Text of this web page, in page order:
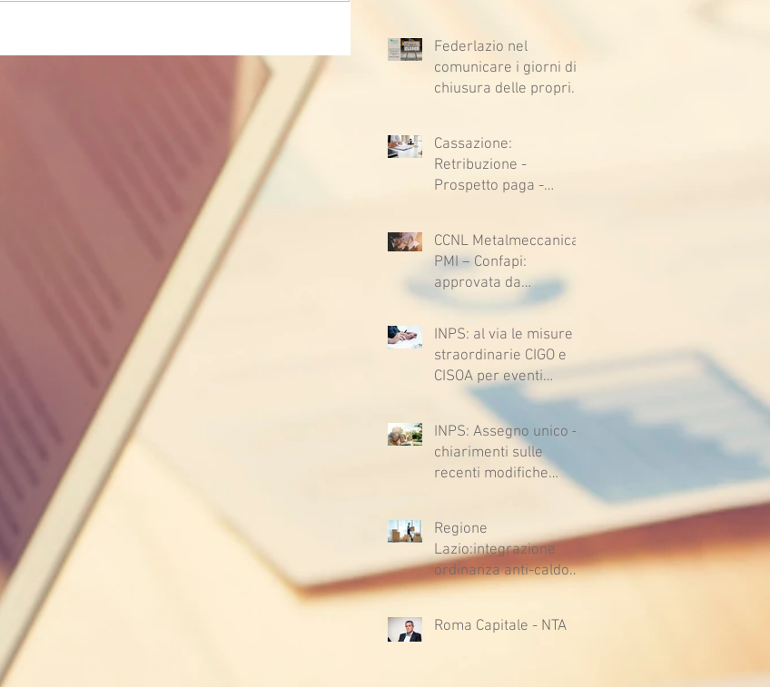
Federlazio nel
comunicare i giorni di
chiusura delle proprie
Cassazione:
Retribuzione -
Prospetto paga -
sfavore del datore di
lavoro - Prova legale -
Sussiste. (Cc, articoli
1362, 2697, 2730,
2732, 2734 e 2735)
CCNL Metalmeccanica
PMI – Confapi:
approvata da
lavoratrici e lavoratori
l’ipotesi di accordo per
il rinnovo del CCNL
INPS: al via le misure
straordinarie CIGO e
CISOA per eventi
climatici eccezionali
INPS: Assegno unico –
chiarimenti sulle
recenti modifiche
Regione
Lazio:integrazione
ordinanza anti-caldo
per l'estate 2026
Roma Capitale - NTA